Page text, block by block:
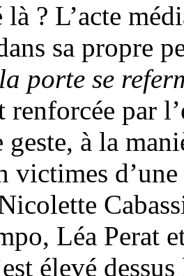
là ? L’acte
sa propre
la porte se
renforcée par
geste, à la
victimes
Léa Perat
élevé